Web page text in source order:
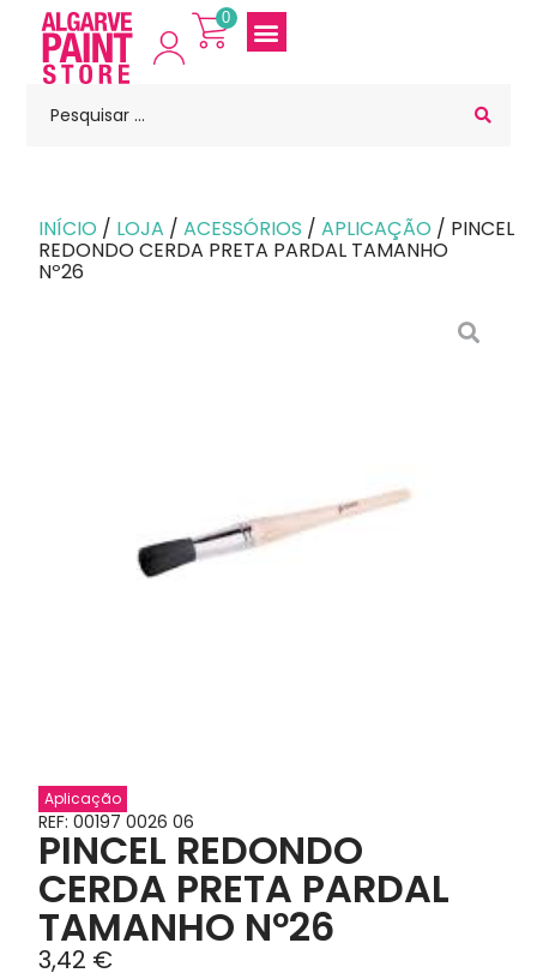
0
INÍCIO / LOJA /ACESSÓRIOS /APLICAÇÃO / PINCEL
REDONDO CERDA PRETA PARDAL TAMANHO
Nº26
Aplicação
REF: 00197 0026 06
PINCEL REDONDO
CERDA PRETA PARDAL
TAMANHO Nº26
3,42 €